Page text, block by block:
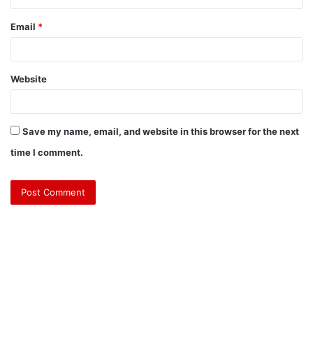
Email *
Website
Save my name, email, and website in this browser for the next
time I comment.